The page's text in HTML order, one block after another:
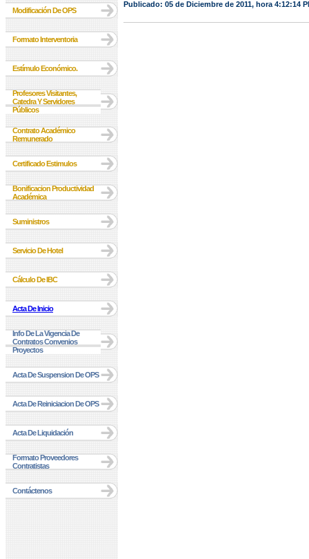
Modificación De OPS
Formato Interventoria
Estímulo Económico.
Profesores Visitantes,
Catedra Y Servidores
Públicos
Contrato Académico
Remunerado
Certificado Estimulos
Bonificacion Productividad
Académica
Suministros
Servicio De Hotel
Cálculo De IBC
Acta De Inicio
Info De La Vigencia De
Contratos Convenios
Proyectos
Acta De Suspension De OPS
Acta De Reiniciacion De OPS
Acta De Liquidación
Formato Proveedores
Contratistas
Contáctenos
Publicado: 05 de Diciembre de 2011, hora 4:12:14